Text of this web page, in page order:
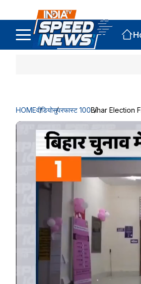
HOMEवीडियोसुपरफास्ट 100Bihar Election